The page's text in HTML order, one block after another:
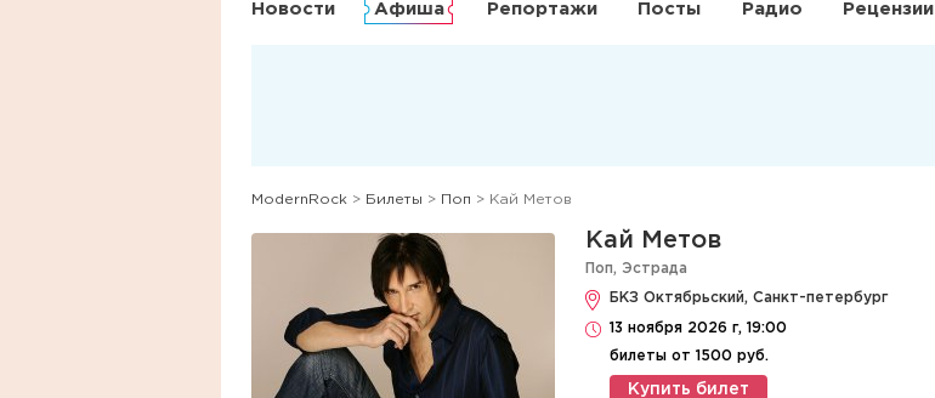
Новости Афиша Репортажи Посты Радио Рецензии
ModernRock > Билеты > Поп > Кай Метов
Кай Метов
Поп, Эстрада
БКЗ Октябрьский, Санкт-петербург
13 ноября 2026 г, 19:00
билеты от 1500 руб.
Купить билет